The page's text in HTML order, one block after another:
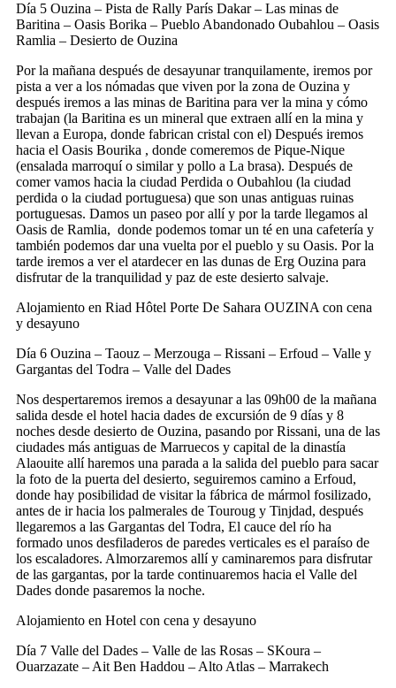
Día 5 Ouzina – Pista de Rally París Dakar – Las minas de
Baritina – Oasis Borika – Pueblo Abandonado Oubahlou – Oasis
Ramlia – Desierto de Ouzina
Por la mañana después de desayunar tranquilamente, iremos por
pista a ver a los nómadas que viven por la zona de Ouzina y
después iremos a las minas de Baritina para ver la mina y cómo
trabajan (la Baritina es un mineral que extraen allí en la mina y
llevan a Europa, donde fabrican cristal con el) Después iremos
hacia el Oasis Bourika , donde comeremos de Pique-Nique
(ensalada marroquí o similar y pollo a La brasa). Después de
comer vamos hacia la ciudad Perdida o Oubahlou (la ciudad
perdida o la ciudad portuguesa) que son unas antiguas ruinas
portuguesas. Damos un paseo por allí y por la tarde llegamos al
Oasis de Ramlia, donde podemos tomar un té en una cafetería y
también podemos dar una vuelta por el pueblo y su Oasis. Por la
tarde iremos a ver el atardecer en las dunas de Erg Ouzina para
disfrutar de la tranquilidad y paz de este desierto salvaje.
Alojamiento en Riad Hôtel Porte De Sahara OUZINA con cena
y desayuno
Día 6 Ouzina – Taouz – Merzouga – Rissani – Erfoud – Valle y
Gargantas del Todra – Valle del Dades
Nos despertaremos iremos a desayunar a las 09h00 de la mañana
salida desde el hotel hacia dades de excursión de 9 días y 8
noches desde desierto de Ouzina, pasando por Rissani, una de las
ciudades más antiguas de Marruecos y capital de la dinastía
Alaouite allí haremos una parada a la salida del pueblo para sacar
la foto de la puerta del desierto, seguiremos camino a Erfoud,
donde hay posibilidad de visitar la fábrica de mármol fosilizado,
antes de ir hacia los palmerales de Touroug y Tinjdad, después
llegaremos a las Gargantas del Todra, El cauce del río ha
formado unos desfiladeros de paredes verticales es el paraíso de
los escaladores. Almorzaremos allí y caminaremos para disfrutar
de las gargantas, por la tarde continuaremos hacia el Valle del
Dades donde pasaremos la noche.
Alojamiento en Hotel con cena y desayuno
Día 7 Valle del Dades – Valle de las Rosas – SKoura –
Ouarzazate – Ait Ben Haddou – Alto Atlas – Marrakech